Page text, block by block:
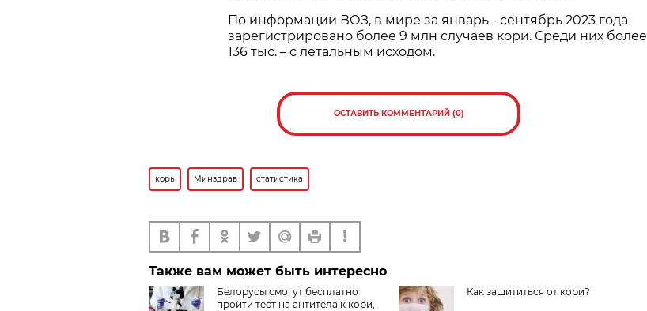
По информации ВОЗ, в мире за январь - сентябрь 2023 года
зарегистрировано более 9 млн случаев кори. Среди них более
136 тыс. – с летальным исходом.
ОСТАВИТЬ КОММЕНТАРИЙ (0)
корь Минздрав статистика
Также вам может быть интересно
Белорусы смогут бесплатно
пройти тест на антитела к кори,
Как защититься от кори?